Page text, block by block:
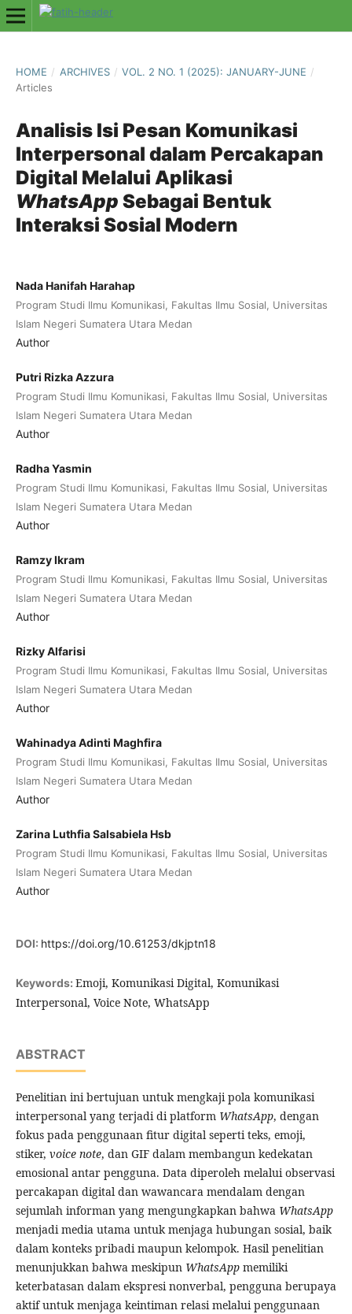
HOME / ARCHIVES / VOL. 2 NO. 1 (2025): JANUARY-JUNE /
Articles
Analisis Isi Pesan Komunikasi
Interpersonal dalam Percakapan
Digital Melalui Aplikasi
WhatsApp Sebagai Bentuk
Interaksi Sosial Modern
Nada Hanifah Harahap
Program Studi Ilmu Komunikasi, Fakultas Ilmu Sosial, Universitas
Islam Negeri Sumatera Utara Medan
Author
Putri Rizka Azzura
Program Studi Ilmu Komunikasi, Fakultas Ilmu Sosial, Universitas
Islam Negeri Sumatera Utara Medan
Author
Radha Yasmin
Program Studi Ilmu Komunikasi, Fakultas Ilmu Sosial, Universitas
Islam Negeri Sumatera Utara Medan
Author
Ramzy Ikram
Program Studi Ilmu Komunikasi, Fakultas Ilmu Sosial, Universitas
Islam Negeri Sumatera Utara Medan
Author
Rizky Alfarisi
Program Studi Ilmu Komunikasi, Fakultas Ilmu Sosial, Universitas
Islam Negeri Sumatera Utara Medan
Author
Wahinadya Adinti Maghfira
Program Studi Ilmu Komunikasi, Fakultas Ilmu Sosial, Universitas
Islam Negeri Sumatera Utara Medan
Author
Zarina Luthfia Salsabiela Hsb
Program Studi Ilmu Komunikasi, Fakultas Ilmu Sosial, Universitas
Islam Negeri Sumatera Utara Medan
Author
DOI: https://doi.org/10.61253/dkjptn18
Keywords: Emoji, Komunikasi Digital, Komunikasi
Interpersonal, Voice Note, WhatsApp
ABSTRACT
Penelitian ini bertujuan untuk mengkaji pola komunikasi
interpersonal yang terjadi di platform WhatsApp, dengan
fokus pada penggunaan fitur digital seperti teks, emoji,
stiker, voice note, dan GIF dalam membangun kedekatan
emosional antar pengguna. Data diperoleh melalui observasi
percakapan digital dan wawancara mendalam dengan
sejumlah informan yang mengungkapkan bahwa WhatsApp
menjadi media utama untuk menjaga hubungan sosial, baik
dalam konteks pribadi maupun kelompok. Hasil penelitian
menunjukkan bahwa meskipun WhatsApp memiliki
keterbatasan dalam ekspresi nonverbal, pengguna berupaya
aktif untuk menjaga keintiman relasi melalui penggunaan